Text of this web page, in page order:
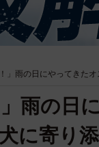
」雨の日にやってき
雨の日
に寄り